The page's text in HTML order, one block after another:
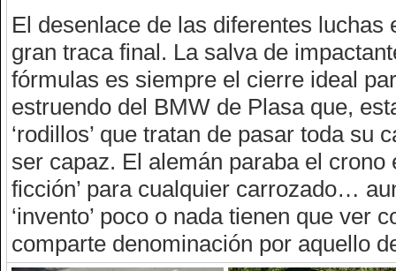
El desenlace de las diferentes
gran traca final. La salva de
fórmulas es siempre el cierre ideal
estruendo del BMW de Plasa que,
‘rodillos’ que tratan de pasar toda
ser capaz. El alemán paraba el crono
ficción’ para cualquier carrozado…
‘invento’ poco o nada tienen que ver
comparte denominación por aquello